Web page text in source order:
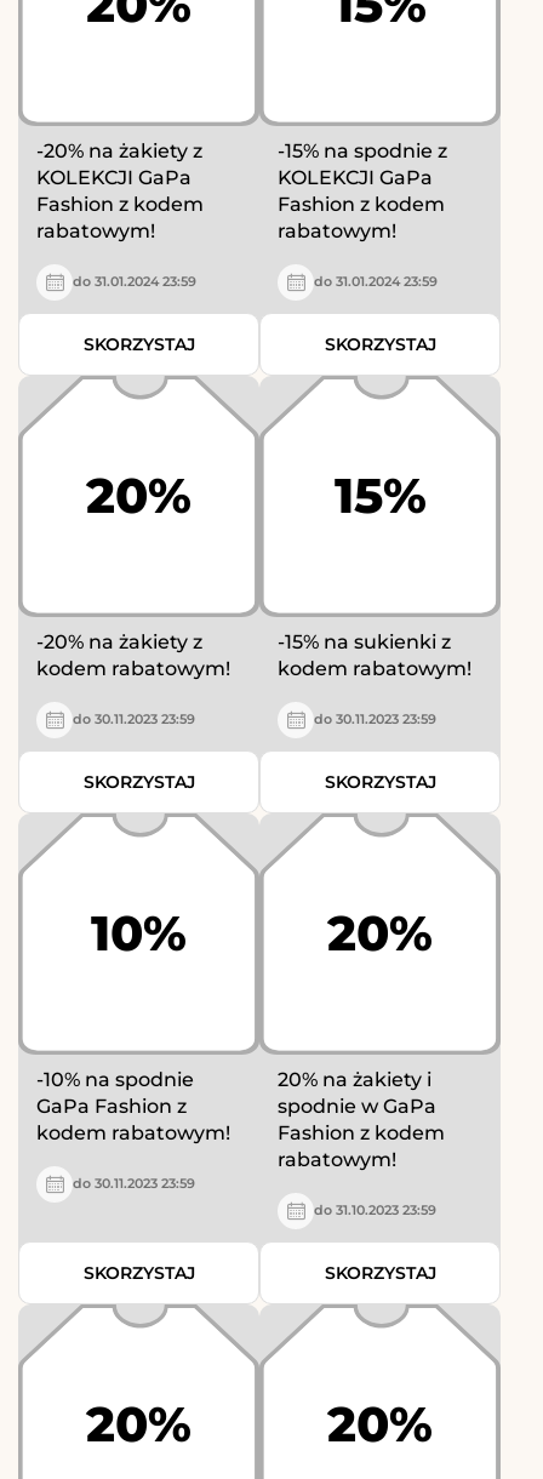
-20% na żakiety z
KOLEKCJI GaPa
Fashion z kodem
rabatowym!
do 31.01.2024 23:59
SKORZYSTAJ
-15% na spodnie z
KOLEKCJI GaPa
Fashion z kodem
rabatowym!
do 31.01.2024 23:59
SKORZYSTAJ
20%
-20% na żakiety z
kodem rabatowym!
do 30.11.2023 23:59
SKORZYSTAJ
15%
-15% na sukienki z
kodem rabatowym!
do 30.11.2023 23:59
SKORZYSTAJ
10%
-10% na spodnie
GaPa Fashion z
kodem rabatowym!
do 30.11.2023 23:59
SKORZYSTAJ
20%
20% na żakiety i
spodnie w GaPa
Fashion z kodem
rabatowym!
do 31.10.2023 23:59
SKORZYSTAJ
20% 20%